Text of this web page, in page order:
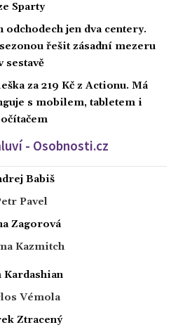
Sparty
jen dva centery.
řešit zásadní mezeru
sestavě
za 219 Kč z Actionu. Má
s mobilem, tabletem i
- Osobnosti.cz
Babiš
Pavel
Zagorová
Kazmitch
Kardashian
Vémola
Ztracený